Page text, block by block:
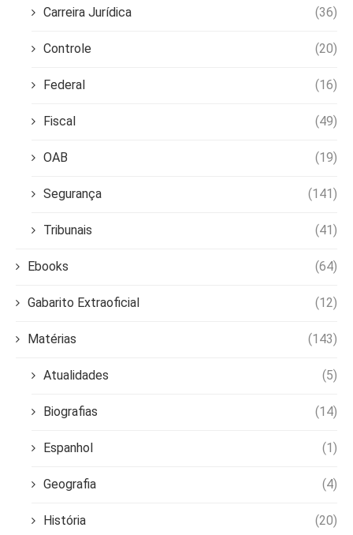
Carreira Jurídica (36)
Controle (20)
Federal (16)
Fiscal (49)
OAB (19)
Segurança (141)
Tribunais (41)
Ebooks (64)
Gabarito Extraoficial (12)
Matérias (143)
Atualidades (5)
Biografias (14)
Espanhol (1)
Geografia (4)
História (20)